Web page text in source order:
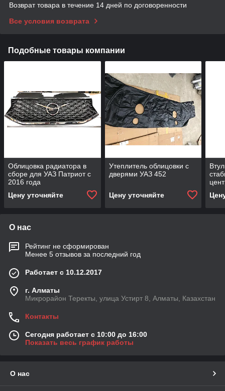
Возврат товара в течение 14 дней по договоренности
Все условия возврата
Подобные товары компании
Облицовка радиатора в
сборе для УАЗ Патриот с
2016 года
Цену уточняйте
Утеплитель облицовки с
дверями УАЗ 452
Цену уточняйте
О нас
Рейтинг не сформирован
Менее 5 отзывов за последний год
Работает с 10.12.2017
г. Алматы
Микрорайон Теректы, улица Устирт 8, Алматы, Казахстан
Контакты
Сегодня работает с 10:00 до 16:00
Показать весь график работы
О нас